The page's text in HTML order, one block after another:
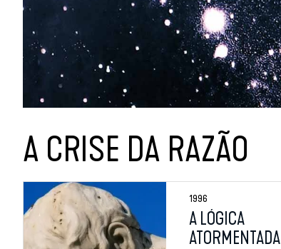
A CRISE DA RAZÃO
1996
A LÓGICA
ATORMENTADA